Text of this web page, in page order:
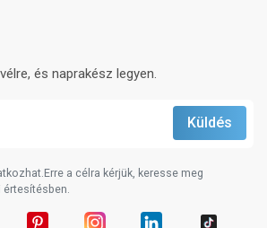
és naprakész legyen.
a célra kérjük, keresse meg
értesítésben.